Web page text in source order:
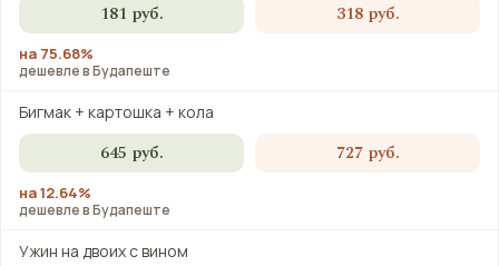
181 руб. 318 руб.
на 75.68%
дешевле в Будапеште
Бигмак + картошка + кола
645 руб. 727 руб.
на 12.64%
дешевле в Будапеште
Ужин на двоих с вином